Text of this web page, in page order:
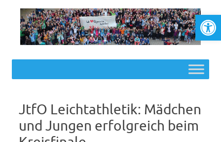
JtfO Leichtathletik: Mädchen
und Jungen erfolgreich beim